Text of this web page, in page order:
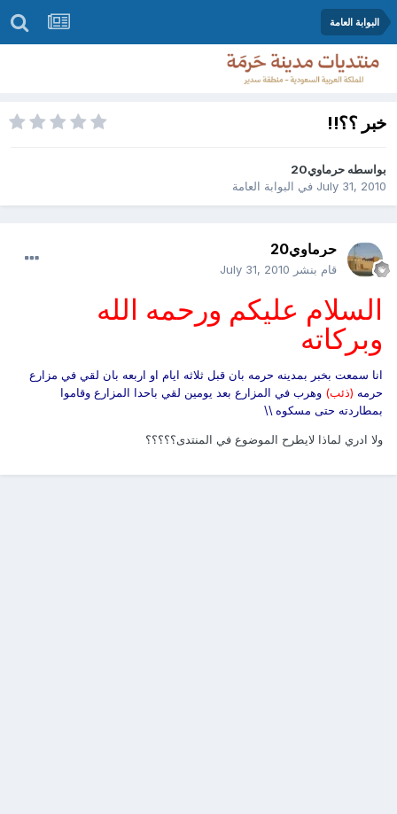
البوابة العامة
خبر ؟؟!!
بواسطه حرماوي20
July 31, 2010في البوابة العامة
حرماوي20
قام بنشر July 31, 2010
السلام عليكم ورحمه الله
وبركاته
انا سمعت بخبر بمدينه حرمه بان قبل ثلاثه ايام او اربعه بان لقي في مزارع
حرمه(ذئب) وهرب في المزارع بعد يومين لقي باحدا المزارع وقاموا
بمطاردته حتى مسكوه \\
ولا ادري لماذا لايطرح الموضوع في المنتدى؟؟؟؟؟